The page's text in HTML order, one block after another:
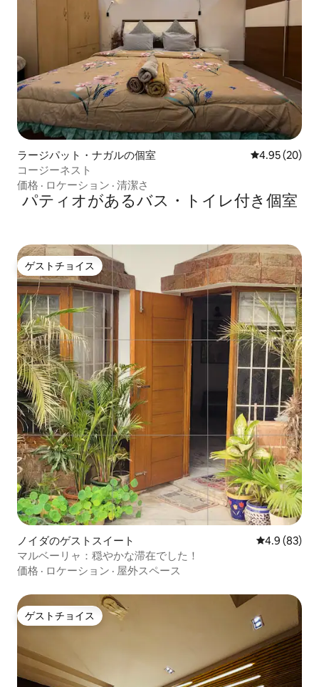
ラージパット・ナガルの個室 レビュー20
4.95 (20)
コージーネスト
価格 · ロケーション · 清潔さ
パティオがあるバス・トイレ付き個室
ゲストチョイス
ゲストチョイス
ノイダのゲストスイート レビュー83
4.9 (83)
マルベーリャ：穏やかな滞在でした！
価格 · ロケーション · 屋外スペース
ゲストチョイス
ゲストチョイス